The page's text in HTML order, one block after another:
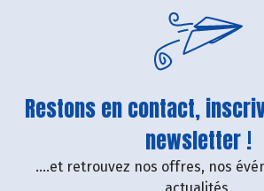
Restons en contact,
newsletter !
....et retrouvez nos offres, nos